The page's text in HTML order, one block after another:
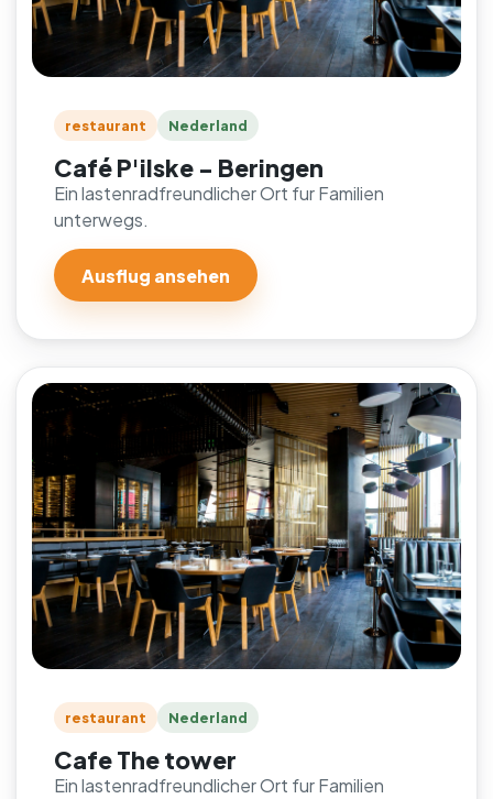
restaurant Nederland
Café P'ilske - Beringen
Ein lastenradfreundlicher Ort fur Familien
unterwegs.
Ausflug ansehen
restaurant Nederland
Cafe The tower
Ein lastenradfreundlicher Ort fur Familien